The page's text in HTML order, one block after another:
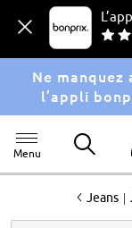
Ne manquez
l’appli
Menu
<Jeans |